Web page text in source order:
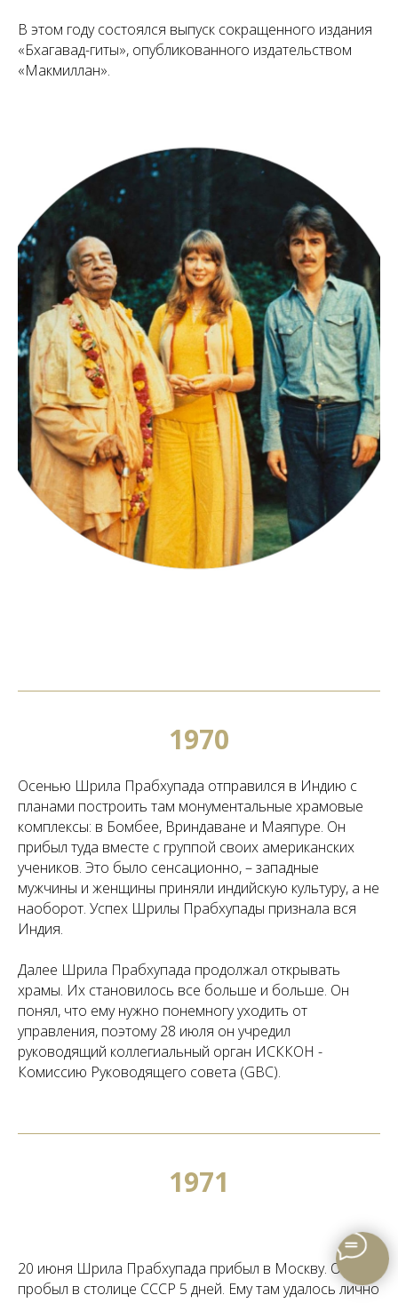
В этом году состоялся выпуск сокращенного издания
«Бхагавад-гиты», опубликованного издательством
«Макмиллан».
1970
Осенью Шрила Прабхупада отправился в Индию с
планами построить там монументальные храмовые
комплексы: в Бомбее, Вриндаване и Маяпуре. Он
прибыл туда вместе с группой своих американских
учеников. Это было сенсационно, – западные
мужчины и женщины приняли индийскую культуру, а не
наоборот. Успех Шрилы Прабхупады признала вся
Индия.
Далее Шрила Прабхупада продолжал открывать
храмы. Их становилось все больше и больше. Он
понял, что ему нужно понемногу уходить от
управления, поэтому 28 июля он учредил
руководящий коллегиальный орган ИСККОН -
Комиссию Руководящего совета (GBC).
1971
20 июня Шрила Прабхупада прибыл в Москву. Он
пробыл в столице СССР 5 дней. Ему там удалось лично